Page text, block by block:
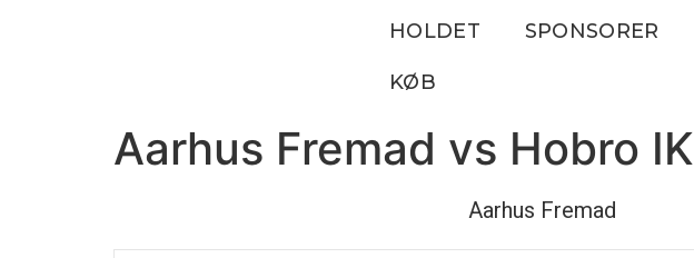
HOLDET SPONSORER
KØB
Aarhus Fremad vs Hobro IK
Aarhus Fremad